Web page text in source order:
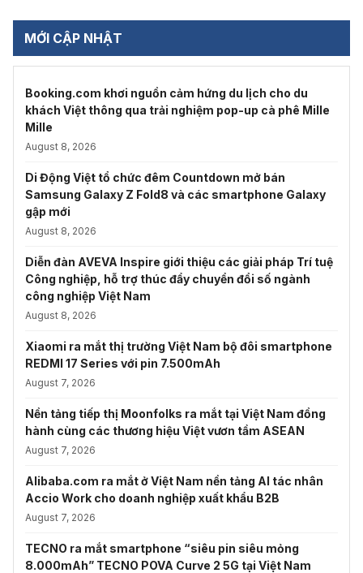
MỚI CẬP NHẬT
Booking.com khơi nguồn cảm hứng du lịch cho du
khách Việt thông qua trải nghiệm pop-up cà phê Mille
Mille
August 8, 2026
Di Động Việt tổ chức đêm Countdown mở bán
Samsung Galaxy Z Fold8 và các smartphone Galaxy
gập mới
August 8, 2026
Diễn đàn AVEVA Inspire giới thiệu các giải pháp Trí tuệ
Công nghiệp, hỗ trợ thúc đẩy chuyển đổi số ngành
công nghiệp Việt Nam
August 8, 2026
Xiaomi ra mắt thị trường Việt Nam bộ đôi smartphone
REDMI 17 Series với pin 7.500mAh
August 7, 2026
Nền tảng tiếp thị Moonfolks ra mắt tại Việt Nam đồng
hành cùng các thương hiệu Việt vươn tầm ASEAN
August 7, 2026
Alibaba.com ra mắt ở Việt Nam nền tảng AI tác nhân
Accio Work cho doanh nghiệp xuất khẩu B2B
August 7, 2026
TECNO ra mắt smartphone “siêu pin siêu mỏng
8.000mAh” TECNO POVA Curve 2 5G tại Việt Nam